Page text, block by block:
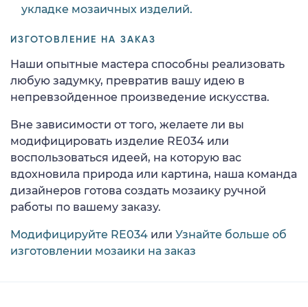
укладке мозаичных изделий.
ИЗГОТОВЛЕНИЕ НА ЗАКАЗ
Наши опытные мастера способны реализовать
любую задумку, превратив вашу идею в
непревзойденное произведение искусства.
Вне зависимости от того, желаете ли вы
модифицировать изделие RE034 или
воспользоваться идеей, на которую вас
вдохновила природа или картина, наша команда
дизайнеров готова создать мозаику ручной
работы по вашему заказу.
Модифицируйте RE034 или Узнайте больше об
изготовлении мозаики на заказ